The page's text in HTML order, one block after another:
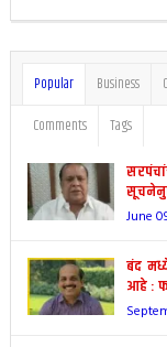
Popular Business
Comments
Tags
June
बंद
आहे :